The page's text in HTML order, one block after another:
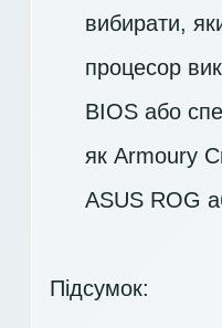
вибирати,
процесор
BIOS або
як Armoury
ASUS ROG
Підсумок: